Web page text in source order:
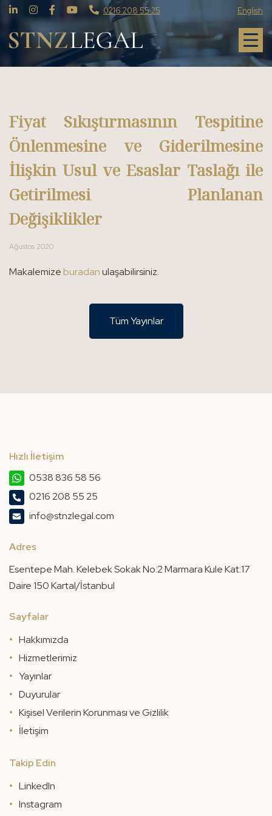
0216 208 55 25 English
Fiyat Sıkıştırmasının Tespitine
Önlenmesine ve Giderilmesine
İlişkin Usul ve Esaslar Taslağı ile
Getirilmesi Planlanan
Değişiklikler
Ağustos 2020
Makalemize buradanulaşabilirsiniz.
Tüm Yayınlar
Hızlı İletişim
0538 836 58 56
0216 208 55 25
info@stnzlegal.com
Adres
Esentepe Mah. Kelebek Sokak No:2 Marmara Kule Kat:17
Daire 150 Kartal/İstanbul
Sayfalar
Hakkımızda
Hizmetlerimiz
Yayınlar
Duyurular
Kişisel Verilerin Korunması ve Gizlilik
İletişim
Takip Edin
LinkedIn
Instagram